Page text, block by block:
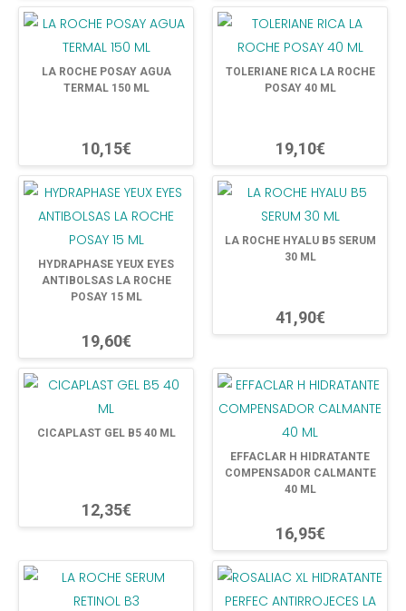
LA ROCHE POSAY AGUA
TERMAL 150 ML
10,15€
TOLERIANE RICA LA ROCHE
POSAY 40 ML
19,10€
HYDRAPHASE YEUX EYES
ANTIBOLSAS LA ROCHE
POSAY 15 ML
19,60€
LA ROCHE HYALU B5 SERUM
30 ML
41,90€
CICAPLAST GEL B5 40 ML
12,35€
EFFACLAR H HIDRATANTE
COMPENSADOR CALMANTE
40 ML
16,95€